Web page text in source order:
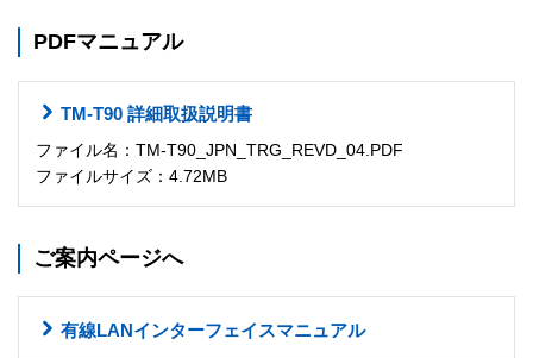
PDFマニュアル
TM-T90 詳細取扱説明書
ファイル名：TM-T90_JPN_TRG_REVD_04.PDF
ファイルサイズ：4.72MB
ご案内ページへ
有線LANインターフェイスマニュアル